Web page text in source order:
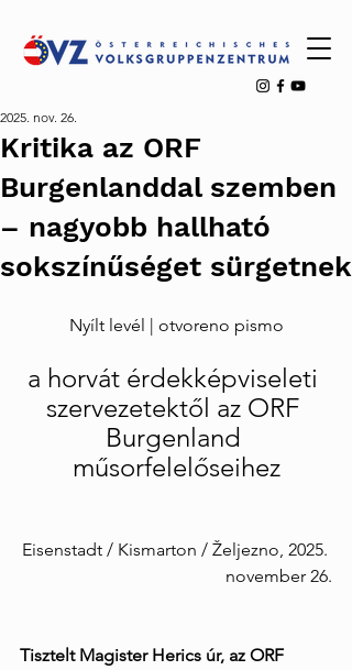
Kritika az ORF
Burgenlanddal szemben
– nagyobb hallható
sokszínűséget sürgetnek
2025. nov. 26.
Nyílt levél | otvoreno pismo
a horvát érdekképviseleti
szervezetektől az ORF
Burgenland
műsorfelelőseihez
Eisenstadt / Kismarton / Željezno, 2025.
november 26.
Tisztelt Magister Herics úr, az ORF